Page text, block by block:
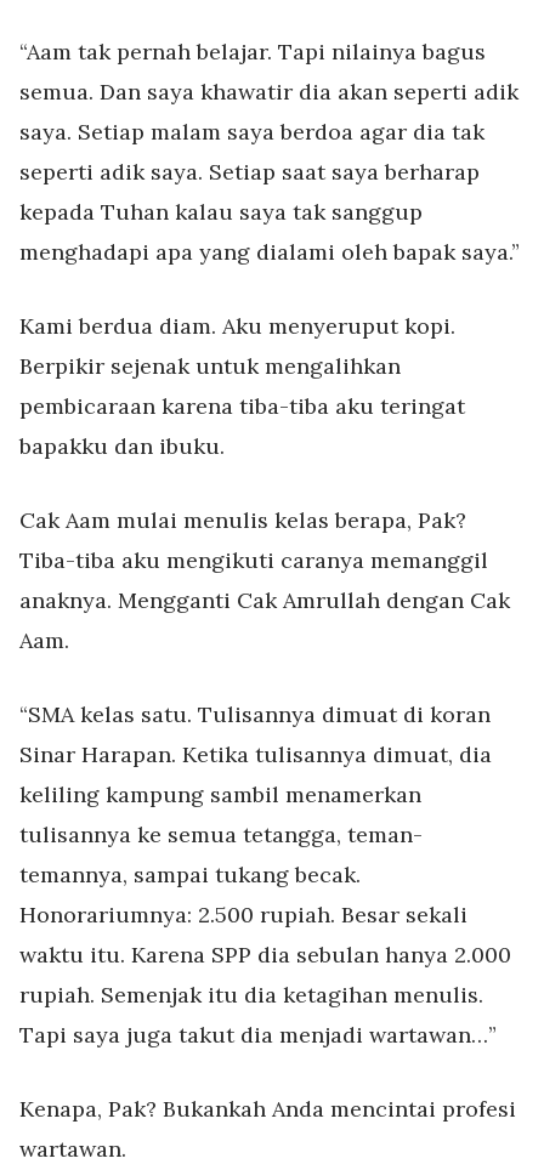
“Aam tak pernah belajar. Tapi nilainya bagus
semua. Dan saya khawatir dia akan seperti adik
saya. Setiap malam saya berdoa agar dia tak
seperti adik saya. Setiap saat saya berharap
kepada Tuhan kalau saya tak sanggup
menghadapi apa yang dialami oleh bapak saya.”
Kami berdua diam. Aku menyeruput kopi.
Berpikir sejenak untuk mengalihkan
pembicaraan karena tiba-tiba aku teringat
bapakku dan ibuku.
Cak Aam mulai menulis kelas berapa, Pak?
Tiba-tiba aku mengikuti caranya memanggil
anaknya. Mengganti Cak Amrullah dengan Cak
Aam.
“SMA kelas satu. Tulisannya dimuat di koran
Sinar Harapan. Ketika tulisannya dimuat, dia
keliling kampung sambil menamerkan
tulisannya ke semua tetangga, teman-
temannya, sampai tukang becak.
Honorariumnya: 2.500 rupiah. Besar sekali
waktu itu. Karena SPP dia sebulan hanya 2.000
rupiah. Semenjak itu dia ketagihan menulis.
Tapi saya juga takut dia menjadi wartawan…”
Kenapa, Pak? Bukankah Anda mencintai profesi
wartawan.